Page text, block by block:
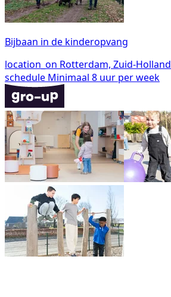
Bijbaan in de kinderopvang
location_on Rotterdam, Zuid-Holland
schedule Minimaal 8 uur per week